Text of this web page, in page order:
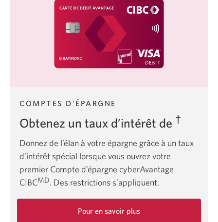
membres
COMPTES D’ÉPARGNE
Obtenez un taux d’intérêt de †
Donnez de l’élan à votre épargne grâce à un taux
d’intérêt spécial lorsque vous ouvrez votre
premier Compte d’épargne cyberAvantage
CIBCMD. Des restrictions s’appliquent.
Pour en savoir plus